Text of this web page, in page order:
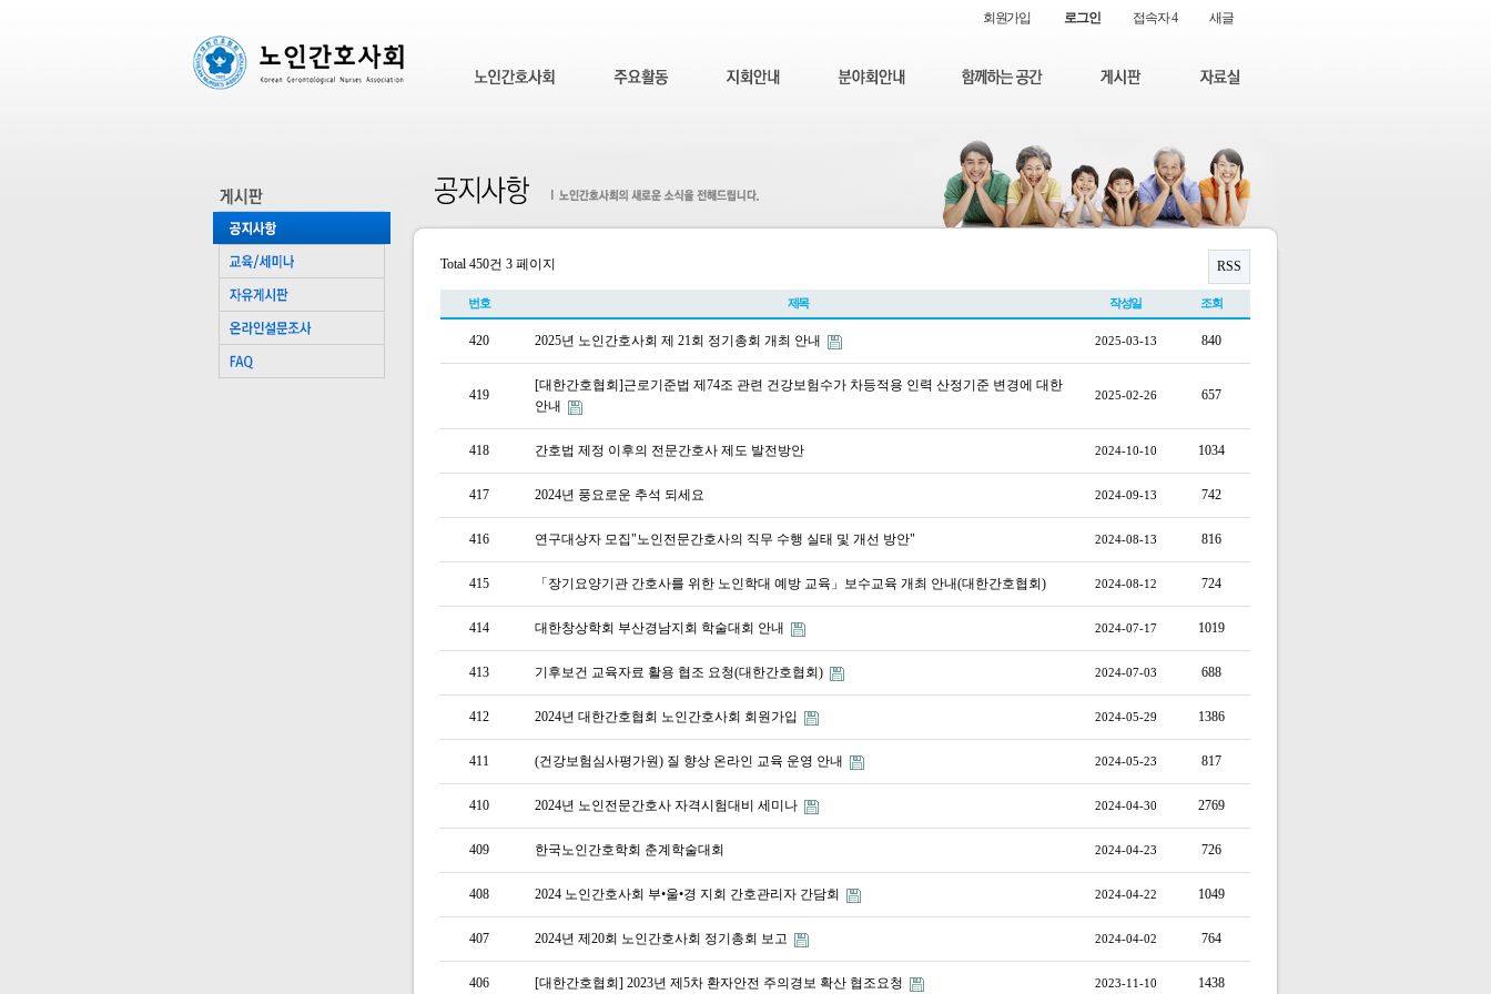
회원가입 로그인 접속자 4 새글
Total 450건 3 페이지 RSS
번호 제목 작성일 조회
420 2025년 노인간호사회 제 21회 정기총회 개최 안내 2025-03-13 840
419
[대한간호협회]근로기준법 제74조 관련 건강보험수가 차등적용 인력 산정기준 변경에 대한
안내
2025-02-26 657
418 간호법 제정 이후의 전문간호사 제도 발전방안 2024-10-10 1034
417 2024년 풍요로운 추석 되세요 2024-09-13 742
416 연구대상자 모집"노인전문간호사의 직무 수행 실태 및 개선 방안" 2024-08-13 816
415 「장기요양기관 간호사를 위한 노인학대 예방 교육」보수교육 개최 안내(대한간호협회) 2024-08-12 724
414 대한창상학회 부산경남지회 학술대회 안내 2024-07-17 1019
413 기후보건 교육자료 활용 협조 요청(대한간호협회) 2024-07-03 688
412 2024년 대한간호협회 노인간호사회 회원가입 2024-05-29 1386
411 (건강보험심사평가원) 질 향상 온라인 교육 운영 안내 2024-05-23 817
410 2024년 노인전문간호사 자격시험대비 세미나 2024-04-30 2769
409 한국노인간호학회 춘계학술대회 2024-04-23 726
408 2024 노인간호사회 부•울•경 지회 간호관리자 간담회 2024-04-22 1049
407 2024년 제20회 노인간호사회 정기총회 보고 2024-04-02 764
406 [대한간호협회] 2023년 제5차 환자안전 주의경보 확산 협조요청 2023-11-10 1438